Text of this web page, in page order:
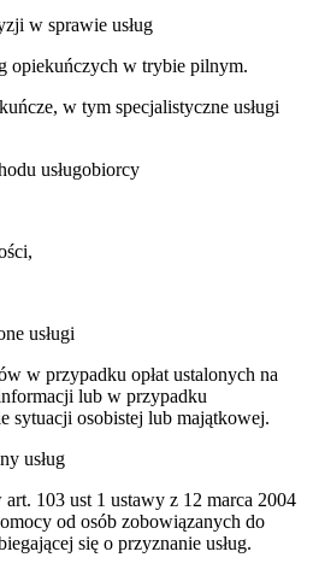
w sprawie usług
opiekuńczych w trybie pilnym.
w tym specjalistyczne usługi
usługobiorcy
usługi
w przypadku opłat ustalonych na
lub w przypadku
sytuacji osobistej lub majątkowej.
usług
103 ust 1 ustawy z 12 marca 2004
od osób zobowiązanych do
się o przyznanie usług.